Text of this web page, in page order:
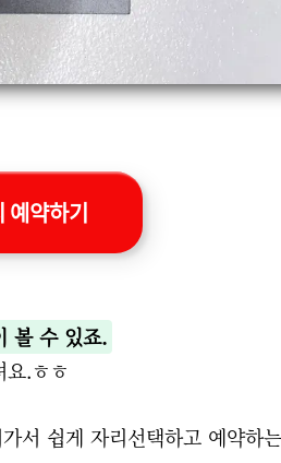
예약하기
볼 수 있죠.
.ㅎㅎ
서 쉽게 자리선택하고 예약하